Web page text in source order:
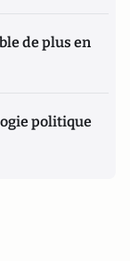
de plus en
politique